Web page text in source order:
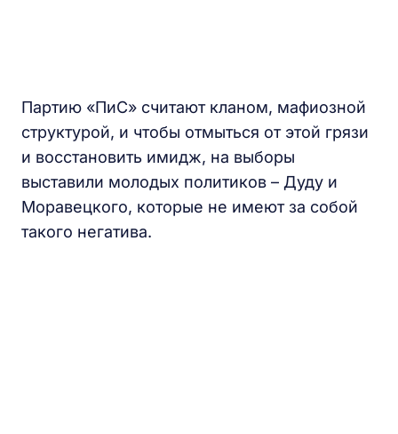
Партию «ПиС» считают кланом, мафиозной
структурой, и чтобы отмыться от этой грязи
и восстановить имидж, на выборы
выставили молодых политиков – Дуду и
Моравецкого, которые не имеют за собой
такого негатива.